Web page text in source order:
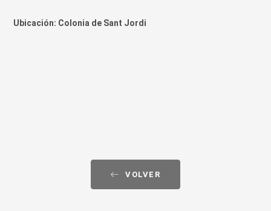
Ubicación: Colonia de Sant Jordi
VOLVER